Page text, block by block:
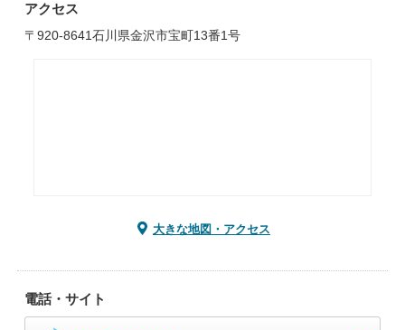
アクセス
〒920-8641石川県金沢市宝町13番1号
大きな地図・アクセス
電話・サイト